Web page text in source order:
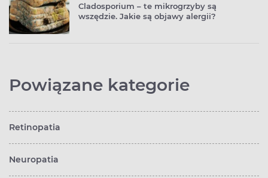
Cladosporium – te mikrogrzyby są
wszędzie. Jakie są objawy alergii?
Powiązane kategorie
Retinopatia
Neuropatia